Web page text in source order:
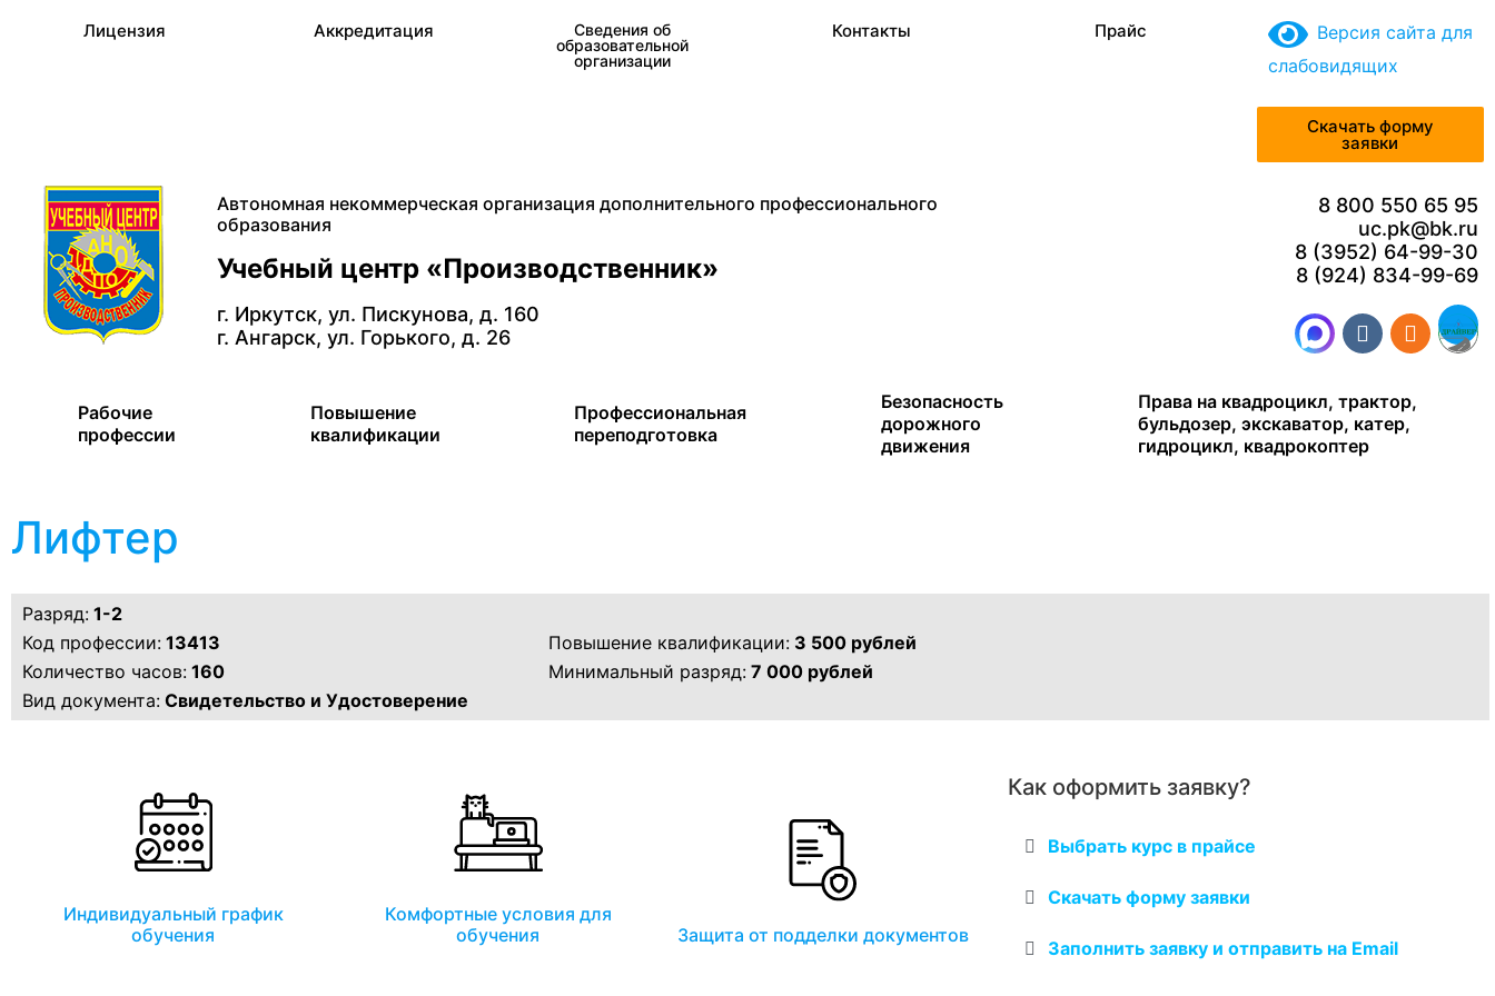
Лицензия Аккредитация
Сведения об
образовательной
организации
Контакты Прайс
Версия сайта для
слабовидящих
Скачать форму
заявки
Автономная некоммерческая организация дополнительного профессионального
образования
Учебный центр «Производственник»
г. Иркутск, ул. Пискунова, д. 160
г. Ангарск, ул. Горького, д. 26
8 800 550 65 95
uc.pk@bk.ru
8 (3952) 64-99-30
8 (924) 834-99-69
Рабочие
профессии
Повышение
квалификации
Профессиональная
переподготовка
Безопасность
дорожного
движения
Права на квадроцикл, трактор,
бульдозер, экскаватор, катер,
гидроцикл, квадрокоптер
Лифтер
Разряд: 1-2
Код профессии: 13413
Количество часов: 160
Вид документа: Свидетельство и Удостоверение
Повышение квалификации: 3 500 рублей
Минимальный разряд: 7 000 рублей
Индивидуальный график
обучения
Комфортные условия для
обучения
Защита от подделки документов
Как оформить заявку?
Выбрать курс в прайсе
Скачать форму заявки
Заполнить заявку и отправить на Email